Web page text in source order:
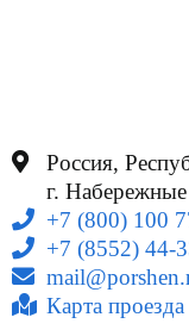
Россия,
г.
+7 (800) 100
+7 (8552) 44-
Карта проезда